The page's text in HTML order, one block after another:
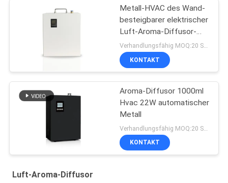
Metall-HVAC des Wand-
besteigbarer elektrischer
Luft-Aroma-Diffusor-
31w
KONTAKT
Aroma-Diffusor 1000ml
Hvac 22W automatischer
Metall
KONTAKT
Luft-Aroma-Diffusor